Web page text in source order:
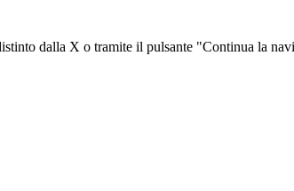
dalla X o tramite il pulsante "Continua la